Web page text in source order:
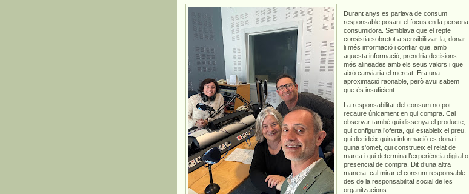
Durant anys es parlava de consum
responsable posant el focus en la persona
consumidora. Semblava que el repte
consistia sobretot a sensibilitzar-la, donar-
li més informació i confiar que, amb
aquesta informació, prendria decisions
més alineades amb els seus valors i que
això canviaria el mercat. Era una
aproximació raonable, però avui sabem
que és insuficient.
La responsabilitat del consum no pot
recaure únicament en qui compra. Cal
observar també qui dissenya el producte,
qui configura l’oferta, qui estableix el preu,
qui decideix quina informació es dona i
quina s’omet, qui construeix el relat de
marca i qui determina l’experiència digital o
presencial de compra. Dit d’una altra
manera: cal mirar el consum responsable
des de la responsabilitat social de les
organitzacions.